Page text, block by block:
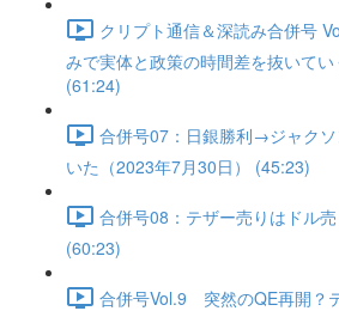
クリプト通信＆深読み合併号
みで実体と政策の時間差を抜いてい
(61:24)
合併号07：日銀勝利→ジャク
いた（2023年7月30日） (45:23)
合併号08：テザー売りはドル
(60:23)
合併号Vol.9 突然のQE再開？